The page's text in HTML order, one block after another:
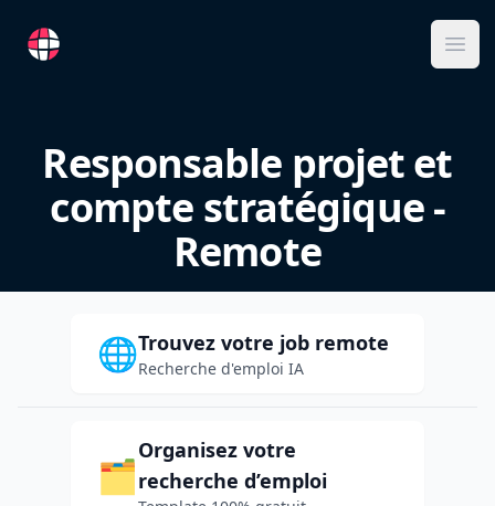
RemoteFR
Responsable projet et
compte stratégique -
Remote
🌐Trouvez votre job remote
Recherche d'emploi IA
🗂️
Organisez votre
recherche d’emploi